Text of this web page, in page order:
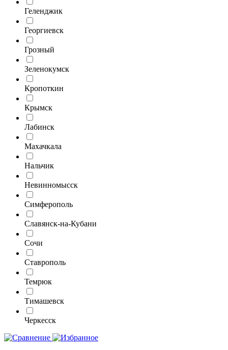
Геленджик
Георгиевск
Грозный
Зеленокумск
Кропоткин
Крымск
Лабинск
Махачкала
Нальчик
Невинномысск
Симферополь
Славянск-на-Кубани
Сочи
Ставрополь
Темрюк
Тимашевск
Черкесск